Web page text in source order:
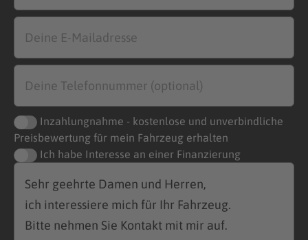
Inzahlungnahme - kostenlose und unverbindliche
Preisbewertung für mein Fahrzeug erhalten
Ich habe Interesse an einer Finanzierung